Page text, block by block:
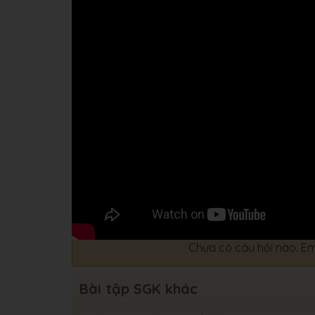
Chưa có câu hỏi nào.
Bài tập SGK khác